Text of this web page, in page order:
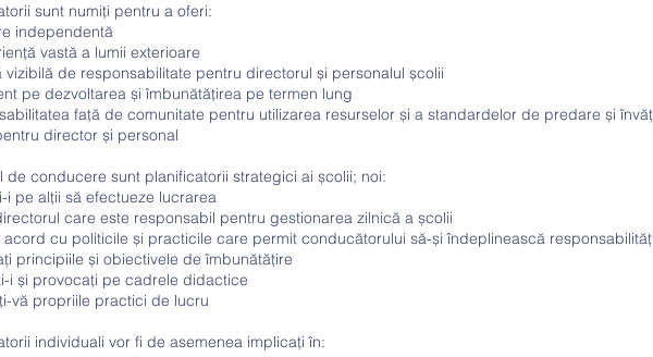
sunt numiți pentru a oferi:
independentă
vastă a lumii exterioare
vizibilă de responsabilitate pentru directorul și personalul școlii
pe dezvoltarea și îmbunătățirea pe termen lung
față de comunitate pentru utilizarea resurselor și a standardelor de predare și
director și personal
de conducere sunt planificatorii strategici ai școlii; noi:
i pe alții să efectueze lucrarea
care este responsabil pentru gestionarea zilnică a școlii
acord cu politicile și practicile care permit conducătorului să-și îndeplinească
principiile și obiectivele de îmbunătățire
i și provocați pe cadrele didactice
vă propriile practici de lucru
individuali vor fi de asemenea implicați în: